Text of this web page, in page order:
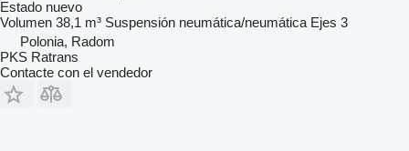
Estado nuevo
Volumen 38,1 m³ Suspensión neumática/neumática Ejes 3
Polonia, Radom
PKS Ratrans
Contacte con el vendedor